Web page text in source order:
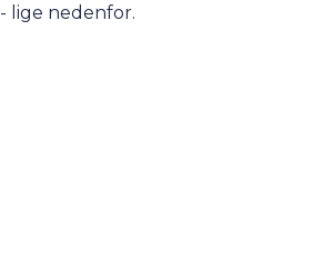
- lige nedenfor.